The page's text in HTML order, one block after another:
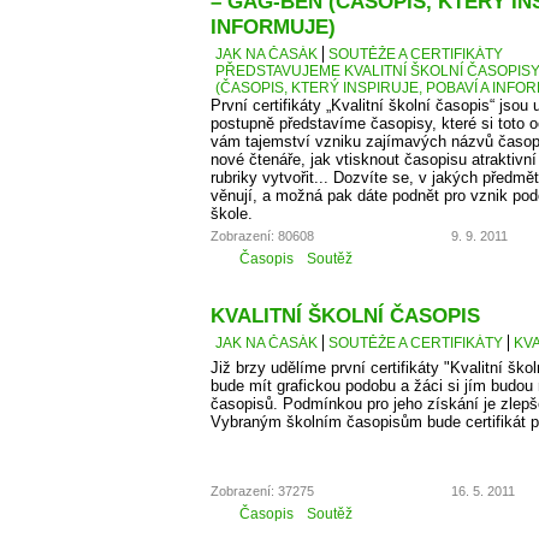
INFORMUJE)
JAK NA ČASÁK
SOUTĚŽE A CERTIFIKÁTY
PŘEDSTAVUJEME KVALITNÍ ŠKOLNÍ
(ČASOPIS, KTERÝ INSPIRUJE, POBAVÍ A
První certifikáty „Kvalitní školní časopis“ jsou
postupně představíme časopisy, které si toto
vám tajemství vzniku zajímavých názvů
nové čtenáře, jak vtisknout časopisu
rubriky vytvořit... Dozvíte se, v jakých
věnují, a možná pak dáte podnět pro vznik
škole.
Zobrazení: 80608 9. 9. 2011
Časopis Soutěž
KVALITNÍ ŠKOLNÍ ČASOPIS
JAK NA ČASÁK SOUTĚŽE A CERTIFIKÁTY
Již brzy udělíme první certifikáty "Kvalitní
bude mít grafickou podobu a žáci si jím
časopisů. Podmínkou pro jeho získání je
Vybraným školním časopisům bude certifikát
Zobrazení: 37275 16. 5. 2011
Časopis Soutěž